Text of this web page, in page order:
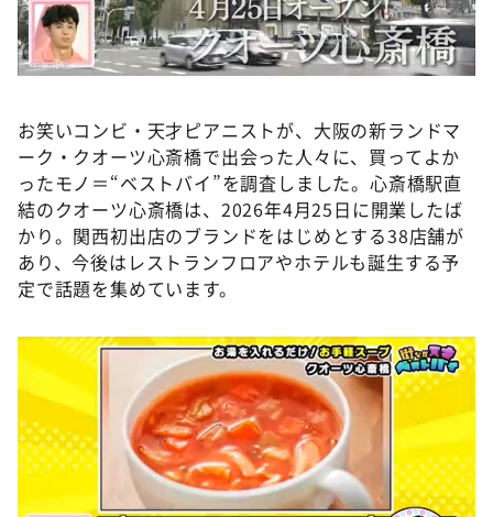
本日はダイアンなり！シーズン２
朝だ！生です旅サラダ
ＬＩＦＥ～夢のカタチ～
新婚さんいらっしゃい！
ポツンと一軒家
ザキ山小屋本館
ぺこぱのまるスポ
お笑いコンビ・天才ピアニストが、大阪の新ランドマ
ーク・クオーツ心斎橋で出会った人々に、買ってよか
ったモノ＝“ベストバイ”を調査しました。心斎橋駅直
結のクオーツ心斎橋は、2026年4月25日に開業したば
かり。関西初出店のブランドをはじめとする38店舗が
あり、今後はレストランフロアやホテルも誕生する予
定で話題を集めています。